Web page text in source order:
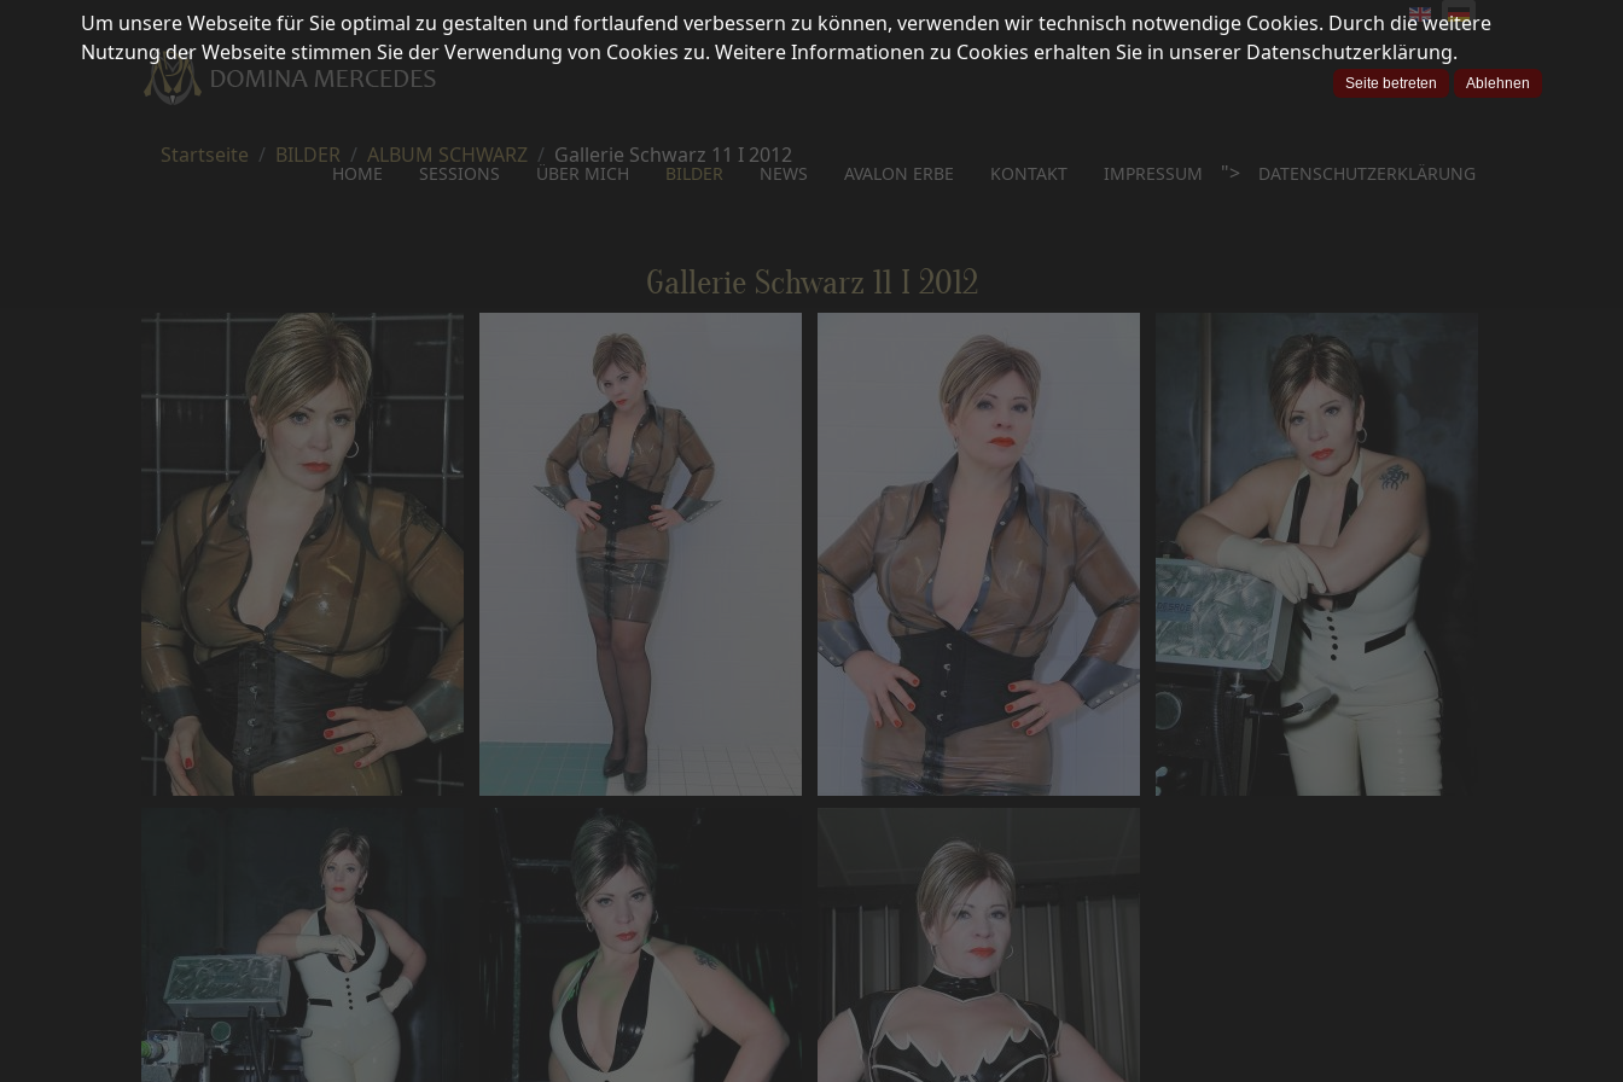
HOME SESSIONS ÜBER MICH BILDER NEWS AVALON ERBE KONTAKT IMPRESSUM "> DATENSCHUTZERKLÄRUNG
Startseite BILDER ALBUM SCHWARZ Gallerie Schwarz 11 I 2012
Gallerie Schwarz 11 I 2012
Um unsere Webseite für Sie optimal zu gestalten und fortlaufend verbessern zu können, verwenden wir technisch notwendige Cookies. Durch die weitere
Nutzung der Webseite stimmen Sie der Verwendung von Cookies zu. Weitere Informationen zu Cookies erhalten Sie in unserer Datenschutzerklärung.
Seite betreten Ablehnen